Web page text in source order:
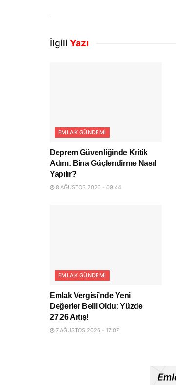
İlgili Yazı
EMLAK GÜNDEMI
Deprem Güvenliğinde Kritik
Adım: Bina Güçlendirme Nasıl
Yapılır?
8 AĞUSTOS 2026 - 09:44
EMLAK GÜNDEMI
Emlak Vergisi’nde Yeni
Değerler Belli Oldu: Yüzde
27,26 Artış!
7 AĞUSTOS 2026 - 17:07